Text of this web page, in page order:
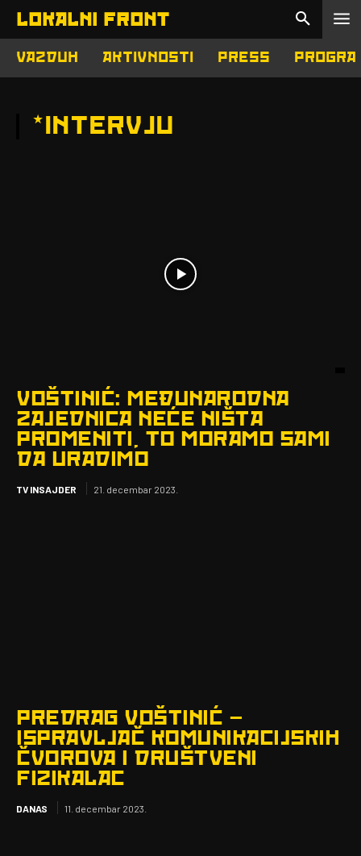
LOKALNI FRONT
VAZDUH AKTIVNOSTI PRESS
* INTERVJU
VOŠTINIĆ: MEĐUNARODNA
ZAJEDNICA NEĆE NIŠTA
PROMENITI, TO MORAMO SAMI
DA URADIMO
TV INSAJDER 21. decembar 2023.
PREDRAG VOŠTINIĆ –
ISPRAVLJAČ KOMUNIKACIJSKIH
ČVOROVA I DRUŠTVENI
FIZIKALAC
DANAS 11. decembar 2023.